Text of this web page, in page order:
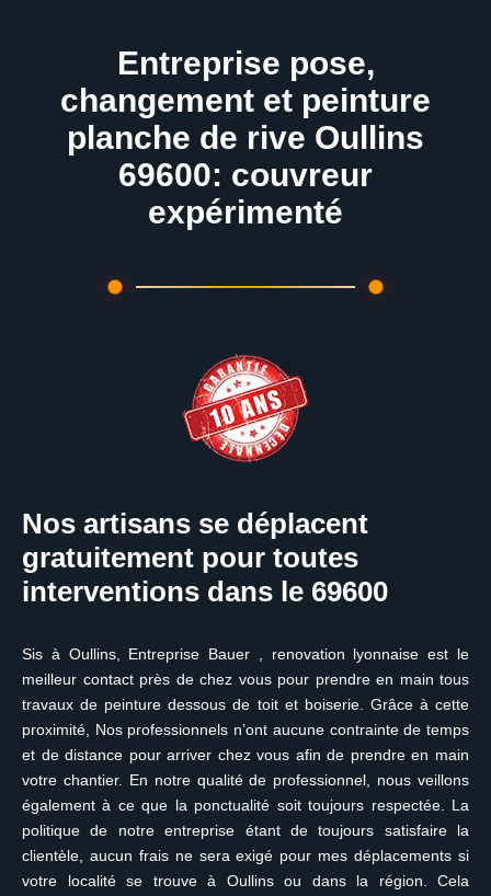
Entreprise pose,
changement et peinture
planche de rive Oullins
69600: couvreur
expérimenté
Nos artisans se déplacent
gratuitement pour toutes
interventions dans le 69600
Sis à Oullins, Entreprise Bauer , renovation lyonnaise est le
meilleur contact près de chez vous pour prendre en main tous
travaux de peinture dessous de toit et boiserie. Grâce à cette
proximité, Nos professionnels n’ont aucune contrainte de temps
et de distance pour arriver chez vous afin de prendre en main
votre chantier. En notre qualité de professionnel, nous veillons
également à ce que la ponctualité soit toujours respectée. La
politique de notre entreprise étant de toujours satisfaire la
clientèle, aucun frais ne sera exigé pour mes déplacements si
votre localité se trouve à Oullins ou dans la région. Cela